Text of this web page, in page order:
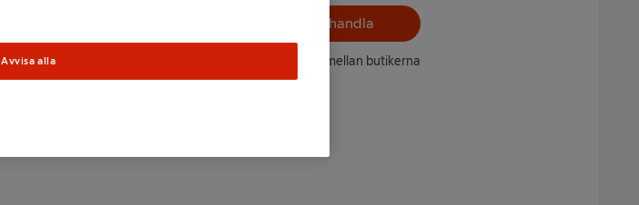
Välj butik och handla
Sortimentet kan variera mellan butikerna
Avvisa alla